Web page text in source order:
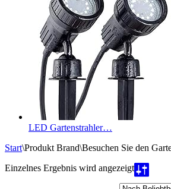
LED Gartenstrahler…
Start\Produkt Brand\Besuchen Sie den
Einzelnes Ergebnis wird angezeigt